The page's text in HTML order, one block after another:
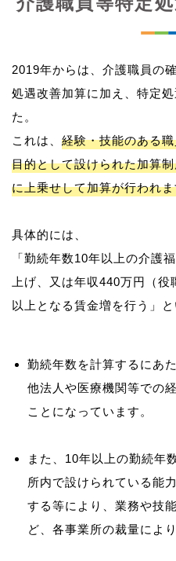
2019年からは、介護職員の
処遇改善加算に加え、特定
た。
これは、 経験・技能のある
目的として設けられた加算
に上乗せして加算が行われ
具体的には、
「勤続年数10年以上の介護
上げ、又は年収440万円（役
勤続年数を計算するにあ
他法人や医療機関等での
ことになっています。
また、10年以上の勤続年
所内で設けられている能
する等により、業務や技
ど、各事業所の裁量によ